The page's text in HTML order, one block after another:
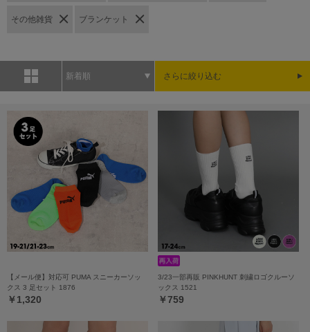
その他雑貨 ブランケット
新着順 さらに絞り込む
【メール便】対応可 PUMA スニーカーソッ
クス 3 足セット 1876
￥1,320
3/23一部再販 PINKHUNT 刺繍ロゴクルーソ
ックス 1521
￥759